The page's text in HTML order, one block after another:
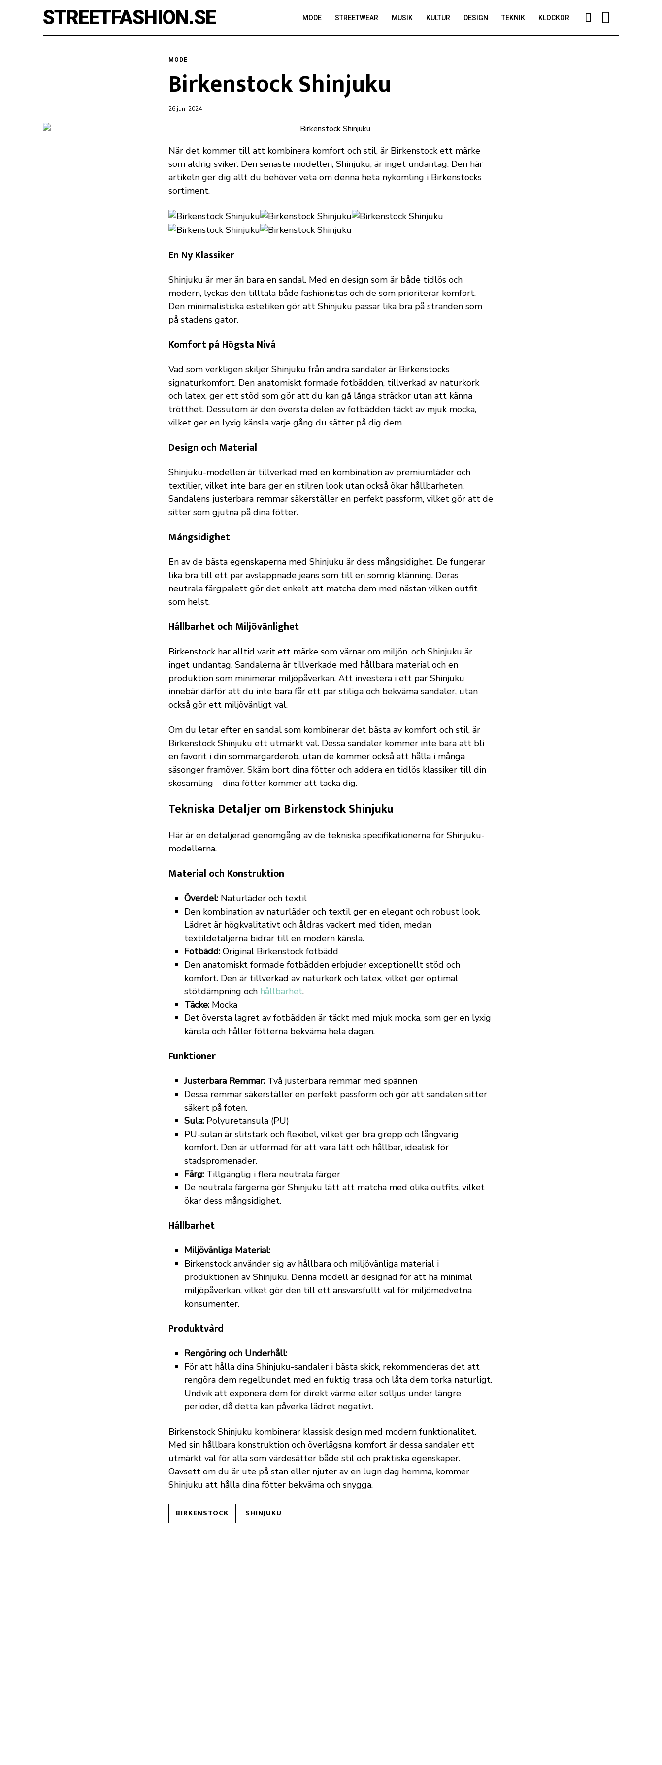
STREETFASHION.SE MODE STREETWEAR MUSIK KULTUR DESIGN TEKNIK KLOCKOR
MODE
Birkenstock Shinjuku
26 juni 2024
När det kommer till att kombinera komfort och stil, är Birkenstock ett märke
som aldrig sviker. Den senaste modellen, Shinjuku, är inget undantag. Den här
artikeln ger dig allt du behöver veta om denna heta nykomling i Birkenstocks
sortiment.
En Ny Klassiker
Shinjuku är mer än bara en sandal. Med en design som är både tidlös och
modern, lyckas den tilltala både fashionistas och de som prioriterar komfort.
Den minimalistiska estetiken gör att Shinjuku passar lika bra på stranden som
på stadens gator.
Komfort på Högsta Nivå
Vad som verkligen skiljer Shinjuku från andra sandaler är Birkenstocks
signaturkomfort. Den anatomiskt formade fotbädden, tillverkad av naturkork
och latex, ger ett stöd som gör att du kan gå långa sträckor utan att känna
trötthet. Dessutom är den översta delen av fotbädden täckt av mjuk mocka,
vilket ger en lyxig känsla varje gång du sätter på dig dem.
Design och Material
Shinjuku-modellen är tillverkad med en kombination av premiumläder och
textilier, vilket inte bara ger en stilren look utan också ökar hållbarheten.
Sandalens justerbara remmar säkerställer en perfekt passform, vilket gör att de
sitter som gjutna på dina fötter.
Mångsidighet
En av de bästa egenskaperna med Shinjuku är dess mångsidighet. De fungerar
lika bra till ett par avslappnade jeans som till en somrig klänning. Deras
neutrala färgpalett gör det enkelt att matcha dem med nästan vilken outfit
som helst.
Hållbarhet och Miljövänlighet
Birkenstock har alltid varit ett märke som värnar om miljön, och Shinjuku är
inget undantag. Sandalerna är tillverkade med hållbara material och en
produktion som minimerar miljöpåverkan. Att investera i ett par Shinjuku
innebär därför att du inte bara får ett par stiliga och bekväma sandaler, utan
också gör ett miljövänligt val.
Om du letar efter en sandal som kombinerar det bästa av komfort och stil, är
Birkenstock Shinjuku ett utmärkt val. Dessa sandaler kommer inte bara att bli
en favorit i din sommargarderob, utan de kommer också att hålla i många
säsonger framöver. Skäm bort dina fötter och addera en tidlös klassiker till din
skosamling – dina fötter kommer att tacka dig.
Tekniska Detaljer om Birkenstock Shinjuku
Här är en detaljerad genomgång av de tekniska specifikationerna för Shinjuku-
modellerna.
Material och Konstruktion
Överdel:Naturläder och textil
Den kombination av naturläder och textil ger en elegant och robust look.
Lädret är högkvalitativt och åldras vackert med tiden, medan
textildetaljerna bidrar till en modern känsla.
Fotbädd:Original Birkenstock fotbädd
Den anatomiskt formade fotbädden erbjuder exceptionellt stöd och
komfort. Den är tillverkad av naturkork och latex, vilket ger optimal
stötdämpning och hållbarhet.
Täcke:Mocka
Det översta lagret av fotbädden är täckt med mjuk mocka, som ger en lyxig
känsla och håller fötterna bekväma hela dagen.
Funktioner
Justerbara Remmar:Två justerbara remmar med spännen
Dessa remmar säkerställer en perfekt passform och gör att sandalen sitter
säkert på foten.
Sula:Polyuretansula (PU)
PU-sulan är slitstark och flexibel, vilket ger bra grepp och långvarig
komfort. Den är utformad för att vara lätt och hållbar, idealisk för
stadspromenader.
Färg:Tillgänglig i flera neutrala färger
De neutrala färgerna gör Shinjuku lätt att matcha med olika outfits, vilket
ökar dess mångsidighet.
Hållbarhet
Miljövänliga Material:
Birkenstock använder sig av hållbara och miljövänliga material i
produktionen av Shinjuku. Denna modell är designad för att ha minimal
miljöpåverkan, vilket gör den till ett ansvarsfullt val för miljömedvetna
konsumenter.
Produktvård
Rengöring och Underhåll:
För att hålla dina Shinjuku-sandaler i bästa skick, rekommenderas det att
rengöra dem regelbundet med en fuktig trasa och låta dem torka naturligt.
Undvik att exponera dem för direkt värme eller solljus under längre
perioder, då detta kan påverka lädret negativt.
Birkenstock Shinjuku kombinerar klassisk design med modern funktionalitet.
Med sin hållbara konstruktion och överlägsna komfort är dessa sandaler ett
utmärkt val för alla som värdesätter både stil och praktiska egenskaper.
Oavsett om du är ute på stan eller njuter av en lugn dag hemma, kommer
Shinjuku att hålla dina fötter bekväma och snygga.
BIRKENSTOCK SHINJUKU